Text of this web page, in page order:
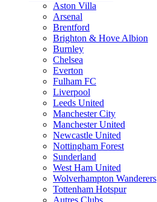
Aston Villa
Arsenal
Brentford
Brighton & Hove Albion
Burnley
Chelsea
Everton
Fulham FC
Liverpool
Leeds United
Manchester City
Manchester United
Newcastle United
Nottingham Forest
Sunderland
West Ham United
Wolverhampton Wanderers
Tottenham Hotspur